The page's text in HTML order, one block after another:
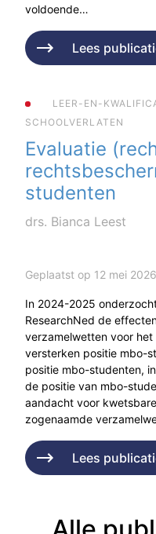
voldoende…
Lees
LEER-EN-
SCHOOLVERLATEN
Evaluatie
studenten
drs. Bianca Leest
Geplaatst op 12 mei 2026
In 2024-2025
ResearchNed de
verzamelwetten voor
versterken positie mbo-
positie mbo-studenten,
de positie van mbo-
aandacht voor
zogenaamde
Lees